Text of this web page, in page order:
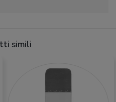
simili